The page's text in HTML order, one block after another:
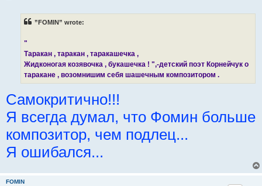
”FOMIN” wrote:
"
Таракан , таракан , таракашечка ,
Жидконогая козявочка , букашечка ! ",-детский поэт Корнейчук о
таракане , возомнишим себя шашечным композитором .
Самокритично!!!
Я всегда думал, что Фомин больше
композитор, чем подлец...
Я ошибался...
FOMIN